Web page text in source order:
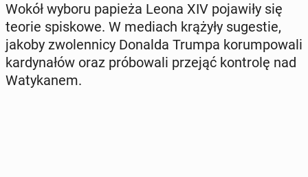
Wokół wyboru papieża Leona XIV po­ja­wi­ły się
teorie spi­sko­we. W mediach krążyły su­ge­stie,
jakoby zwo­len­ni­cy Donalda Trumpa ko­rum­po­wa­li
kar­dy­na­łów oraz pró­bo­wa­li przejąć kon­tro­lę nad
Wa­ty­ka­nem.